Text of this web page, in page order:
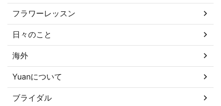
フラワーレッスン
日々のこと
海外
Yuanについて
ブライダル